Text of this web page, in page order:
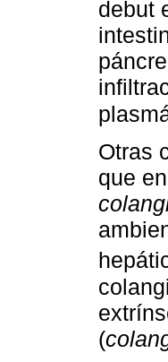
debut
Otras
que
(